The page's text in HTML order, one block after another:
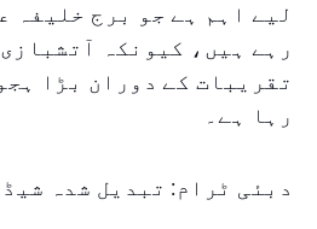
لیے اہم ہے جو برج خلیفہ
رہے ہیں، کیونکہ
تقریبات کے دوران بڑا
رہا ہے۔
دبئی ٹرام: تبدیل شدہ